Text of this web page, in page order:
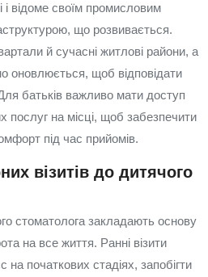
і відоме своїм промисловим
що розвивається.
й сучасні житлові райони, а
оновлюється, щоб відповідати
батьків важливо мати доступ
послуг на місці, щоб забезпечити
під час прийомів.
візитів до дитячого
стоматолога закладають основу
на все життя. Ранні візити
на початкових стадіях, запобігти